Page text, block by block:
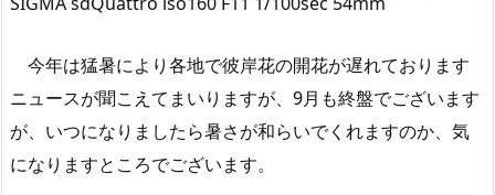
今年は猛暑により各地で彼岸花の開花が遅れております
ニュースが聞こえてまいりますが、9月も終盤でございます
が、いつになりましたら暑さが和らいでくれますのか、気
になりますところでございます。